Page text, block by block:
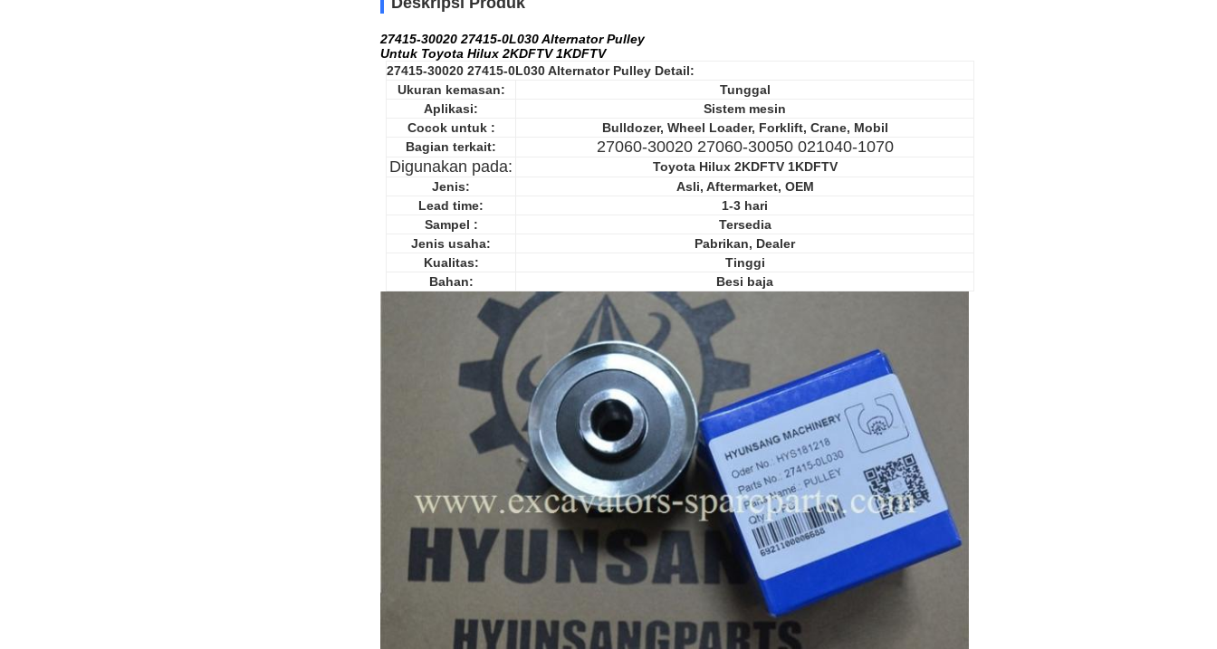
27415-30020 27415-0L030 Alternator Pulley
Untuk Toyota Hilux 2KDFTV 1KDFTV
27415-30020 27415-0L030 Alternator Pulley Detail:
Ukuran kemasan:
Tunggal
Aplikasi:
Sistem mesin
Cocok untuk :
Bulldozer, Wheel Loader, Forklift, Crane, Mobil
Bagian terkait:
27060-30020 27060-30050 021040-1070
Digunakan pada:
Toyota Hilux 2KDFTV 1KDFTV
Jenis:
Asli, Aftermarket, OEM
Lead time:
1-3 hari
Sampel :
Tersedia
Jenis usaha:
Pabrikan, Dealer
Kualitas:
Tinggi
Bahan:
Besi baja